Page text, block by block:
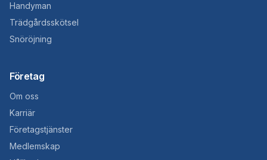
Handyman
Trädgårdsskötsel
Snöröjning
Företag
Om oss
Karriär
Företagstjänster
Medlemskap